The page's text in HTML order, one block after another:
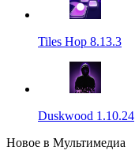
Tiles Hop 8.13.3
Duskwood 1.10.24
Новое в Мультимедиа